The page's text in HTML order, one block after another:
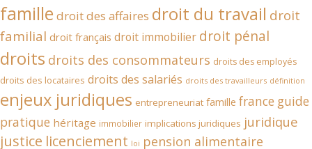
famille droit des affaires droit du travail droit
familial droit français droit immobilier droit pénal
droits droits des consommateurs droits des employés
droits des locataires droits des salariés droits des travailleurs définition
enjeux juridiques entrepreneuriat famille france guide
pratique héritage immobilier implications juridiques juridique
justice licenciement loi pension alimentaire